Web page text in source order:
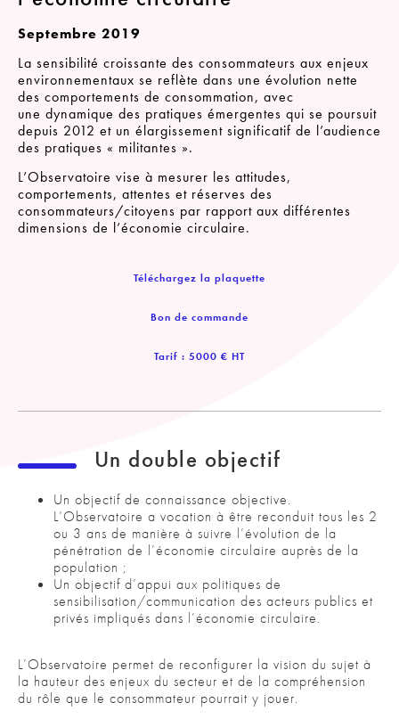
Septembre 2019
La sensibilité croissante des consommateurs aux enjeux
environnementaux se reflète dans une évolution nette
des comportements de consommation, avec
une dynamique des pratiques émergentes qui se poursuit
depuis 2012 et un élargissement significatif de l’audience
des pratiques « militantes ».
L’Observatoire vise à mesurer les attitudes,
comportements, attentes et réserves des
consommateurs/citoyens par rapport aux différentes
dimensions de l’économie circulaire.
Téléchargez la plaquette
Bon de commande
Tarif : 5000 € HT
Un double objectif
Un objectif de connaissance objective.
L’Observatoire a vocation à être reconduit tous les 2
ou 3 ans de manière à suivre l’évolution de la
pénétration de l’économie circulaire auprès de la
population ;
Un objectif d’appui aux politiques de
sensibilisation/communication des acteurs publics et
privés impliqués dans l’économie circulaire.
L’Observatoire permet de reconfigurer la vision du sujet à
la hauteur des enjeux du secteur et de la compréhension
du rôle que le consommateur pourrait y jouer.